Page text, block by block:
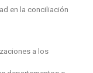
en la conciliación
a los